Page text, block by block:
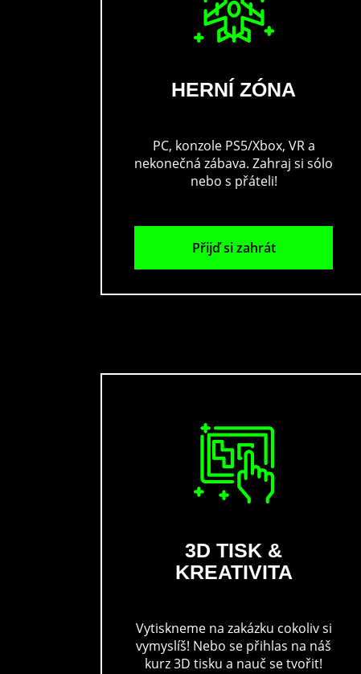
HERNÍ ZÓNA
PC, konzole PS5/Xbox, VR a
nekonečná zábava. Zahraj si sólo
nebo s přáteli!
Přijď si zahrát
3D TISK &
KREATIVITA
Vytiskneme na zakázku cokoliv si
vymyslíš! Nebo se přihlas na náš
kurz 3D tisku a nauč se tvořit!